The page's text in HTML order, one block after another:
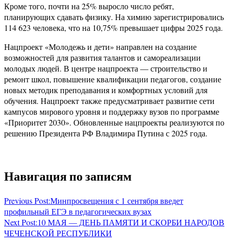
Кроме того, почти на 25% выросло число ребят,
планирующих сдавать физику. На химию зарегистрировались
114 623 человека, что на 10,75% превышает цифры 2025 года.
Нацпроект «Молодежь и дети» направлен на создание
возможностей для развития талантов и самореализации
молодых людей. В центре нацпроекта — строительство и
ремонт школ, повышение квалификации педагогов, создание
новых методик преподавания и комфортных условий для
обучения. Нацпроект также предусматривает развитие сети
кампусов мирового уровня и поддержку вузов по программе
«Приоритет 2030». Обновленные нацпроекты реализуются по
решению Президента РФ Владимира Путина с 2025 года.
Навигация по записям
Previous Post:Минпросвещения с 1 сентября введет
профильный ЕГЭ в педагогических вузах
Next Post:10 МАЯ — ДЕНЬ ПАМЯТИ И СКОРБИ НАРОДОВ
ЧЕЧЕНСКОЙ РЕСПУБЛИКИ